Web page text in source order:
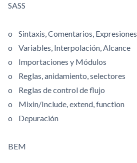
SASS
o Sintaxis, Comentarios, Expresiones
o Variables, Interpolación, Alcance
o Importaciones y Módulos
o Reglas, anidamiento, selectores
o Reglas de control de flujo
o Mixin/Include, extend, function
o Depuración
BEM